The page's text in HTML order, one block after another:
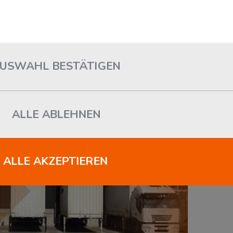
BESTÄTIGEN
ALLE ABLEHNEN
ALLE AKZEPTIEREN